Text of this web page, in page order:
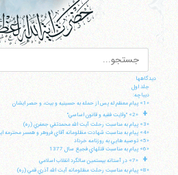
دیدگاهها
جلد اول
ديباچه:
«1» پيام معظم له پس از حمله به حسينيه و بيت، و حصر ايشان
+
«2» "ولايت فقيه و قانون اساسي"
«3» پيام به مناسبت رحلت آيت الله محمدتقي جعفري (ره)
«4» پيام به مناسبت شهادت مظلومانه آقاي فروهر و همسر محترمه ايشان
«5» توصيه هايي به روزنامه خرداد
«6» پيام به مناسبت قتلهاي فجيع سال 1377
+
«7» در آستانه بيستمين سالگرد انقلاب اسلامي
«8» پيام به مناسبت رحلت مظلومانه آيت الله آذري قمي (ره)